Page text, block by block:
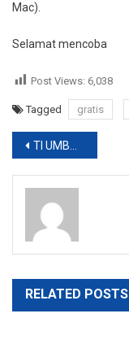
Mac).
Selamat mencoba
Post Views: 6,038
Tagged gratis
Post
navigation
TI UMBY Sukses adakan acara Studium General Ethical Hacking & IT Security
RELATED POSTS